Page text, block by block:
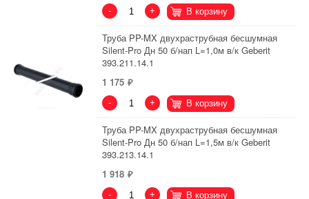
- + В корзину
Труба PP-MX двухраструбная бесшумная
Silent-Pro Дн 50 б/нап L=1,0м в/к Geberit
393.211.14.1
1 175
- + В корзину
Труба PP-MX двухраструбная бесшумная
Silent-Pro Дн 50 б/нап L=1,5м в/к Geberit
393.213.14.1
1 918
- + В корзину